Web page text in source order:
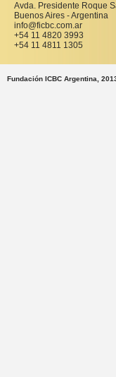
Avda. Presidente Roque
Buenos Aires - Argentina
info@ficbc.com.ar
+54 11 4820 3993
+54 11 4811 1305
Fundación ICBC Argentina,